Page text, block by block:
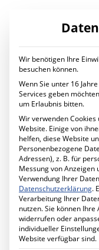
LEISTUNGEN
Digitaler
Ihr Projekt mit
IT Services
Planung und
IT Managed
Ihr Projekt mit
Cyber Security
Mehr
Ihr Projekt mit
Schule Digital
Unterricht
Ihr Projekt mit
Cabling Solutions
Strukturierte
Ihr Projekt mit
Wir benötigen Ihre
besuchen können.
Wenn Sie unter 16
Services geben
um Erlaubnis bitten.
Wir verwenden
Website. Einige von
helfen, diese Website
Personenbezogene
Adressen), z. B. für
Messung von Anzeigen
Verwendung Ihrer
Datenschutzerklärung.
Verarbeitung Ihrer
nutzen.Sie können
widerrufen oder
individueller
Website verfügbar sind.